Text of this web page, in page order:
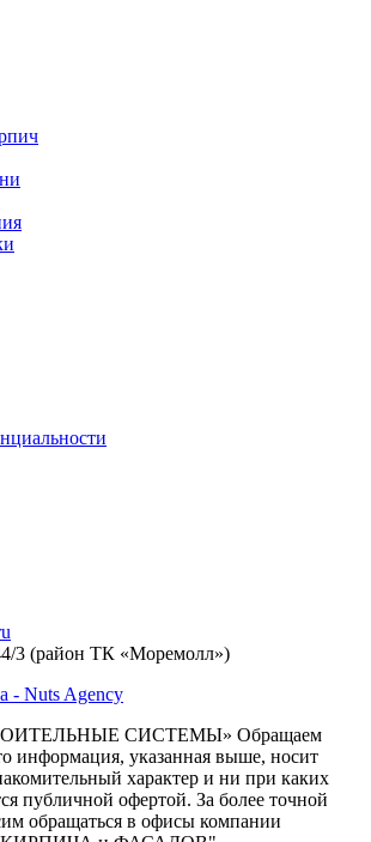
3 (район ТК «Моремолл»)
- Nuts Agency
СИСТЕМЫ» Обращаем
информация, указанная выше, носит
характер и ни при каких
публичной офертой. За более точной
обращаться в офисы компании